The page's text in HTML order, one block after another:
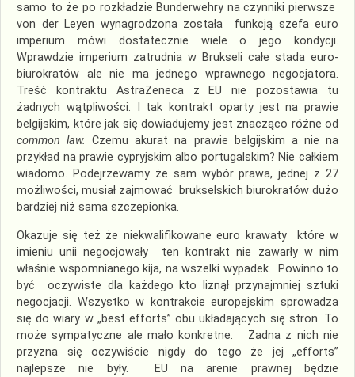
samo to że po rozkładzie Bunderwehry na czynniki pierwsze
von der Leyen wynagrodzona została funkcją szefa euro
imperium mówi dostatecznie wiele o jego kondycji.
Wprawdzie imperium zatrudnia w Brukseli całe stada euro-
biurokratów ale nie ma jednego wprawnego negocjatora.
Treść kontraktu AstraZeneca z EU nie pozostawia tu
żadnych wątpliwości. I tak kontrakt oparty jest na prawie
belgijskim, które jak się dowiadujemy jest znacząco różne od
common law. Czemu akurat na prawie belgijskim a nie na
przykład na prawie cypryjskim albo portugalskim? Nie całkiem
wiadomo. Podejrzewamy że sam wybór prawa, jednej z 27
możliwości, musiał zajmować brukselskich biurokratów dużo
bardziej niż sama szczepionka.
Okazuje się też że niekwalifikowane euro krawaty które w
imieniu unii negocjowały ten kontrakt nie zawarły w nim
właśnie wspomnianego kija, na wszelki wypadek. Powinno to
być oczywiste dla każdego kto liznął przynajmniej sztuki
negocjacji. Wszystko w kontrakcie europejskim sprowadza
się do wiary w „best efforts” obu układających się stron. To
może sympatyczne ale mało konkretne. Żadna z nich nie
przyzna się oczywiście nigdy do tego że jej „efforts”
najlepsze nie były. EU na arenie prawnej będzie